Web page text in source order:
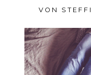
VON STEFFI